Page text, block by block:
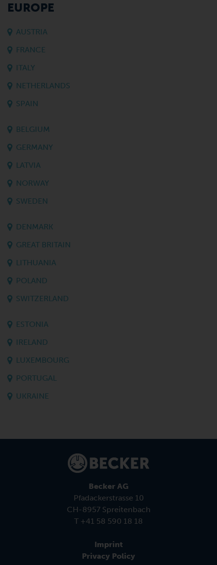
EUROPE
AUSTRIA
FRANCE
ITALY
NETHERLANDS
SPAIN
BELGIUM
GERMANY
LATVIA
NORWAY
SWEDEN
DENMARK
GREAT BRITAIN
LITHUANIA
POLAND
SWITZERLAND
ESTONIA
IRELAND
LUXEMBOURG
PORTUGAL
UKRAINE
Becker AG
Pfadackerstrasse 10
CH-8957 Spreitenbach
T +41 58 590 18 18
Imprint
Privacy Policy